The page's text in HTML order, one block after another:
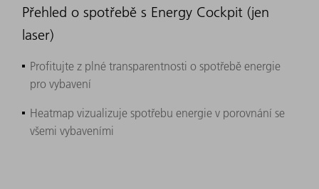
Přehled o spotřebě s Energy Cockpit (jen
laser)
Profitujte z plné transparentnosti o spotřebě energie
pro vybavení ​
Heatmap vizualizuje spotřebu energie v porovnání se
všemi vybaveními ​